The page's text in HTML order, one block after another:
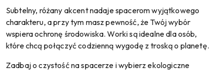
Subtelny, różany akcent nadaje spacerom wyjątkowego
charakteru, a przy tym masz pewność, że Twój wybór
wspiera ochronę środowiska. Worki są idealne dla osób,
które chcą połączyć codzienną wygodę z troską o planetę.
Zadbaj o czystość na spacerze i wybierz ekologiczne